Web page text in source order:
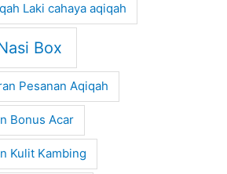
Laki cahaya aqiqah
Box
Pesanan Aqiqah
Bonus Acar
Kulit Kambing